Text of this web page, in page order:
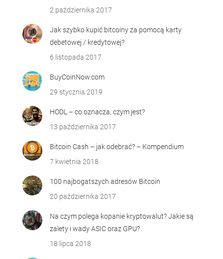
2 października 2017
Jak szybko kupić bitcoiny za pomocą karty
debetowej / kredytowej?
6 listopada 2017
BuyCoinNow.com
29 stycznia 2019
HODL – co oznacza, czym jest?
13 października 2017
Bitcoin Cash – jak odebrać? – Kompendium
7 kwietnia 2018
100 najbogatszych adresów Bitcoin
20 października 2017
Na czym polega kopanie kryptowalut? Jakie są
zalety i wady ASIC oraz GPU?
18 lipca 2018